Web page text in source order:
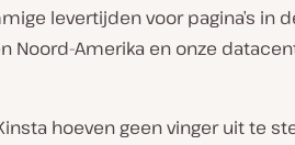
levertijden voor pagina’s in
Noord-Amerika en onze
hoeven geen vinger uit te